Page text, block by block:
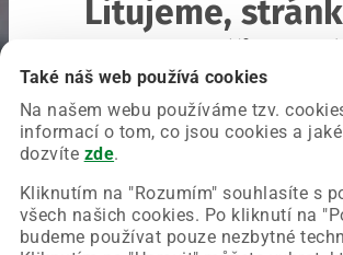
Také náš web používá cookies
Na našem webu používáme tzv.
informací o tom, co jsou cookies a
dozvíte zde.
Kliknutím na "Rozumím" souhlasíte s
všech našich cookies. Po kliknutí na
budeme používat pouze nezbytné
Litujeme,
Chyba nastala na naší straně a už ji
Zkuste prosím znovu načíst
Obnovit stránku Úvodní